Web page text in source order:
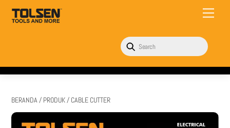
content
Menu
BERANDA/ PRODUK/ CABLE CUTTER